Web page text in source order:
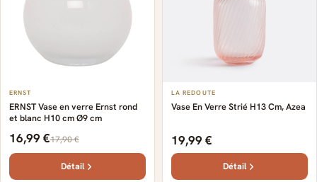
ERNST
ERNST Vase en verre Ernst rond
et blanc H10 cm Ø9 cm
16,99 €17,90 €
Détail
LA REDOUTE
Vase En Verre Strié H13 Cm, Azea
19,99 €
Détail